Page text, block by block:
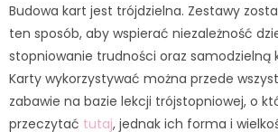
Budowa kart jest trójdzielna. Zestawy
ten sposób, aby wspierać niezależność
stopniowanie trudności oraz samodzielną
Karty wykorzystywać można przede
zabawie na bazie lekcji trójstopniowej, o
przeczytać tutaj, jednak ich forma i